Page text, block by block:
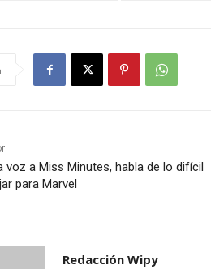
voz a Miss Minutes, habla de lo difícil
para Marvel
Redacción Wipy